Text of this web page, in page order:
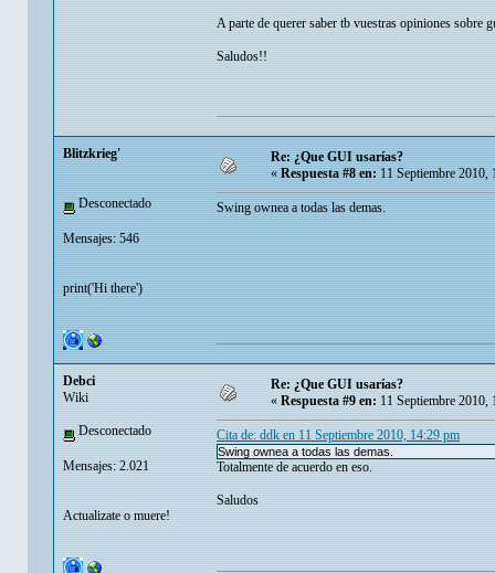
A parte de querer saber tb vuestras opiniones sobre
Saludos!!
Blitzkrieg'
Desconectado
Mensajes: 546
print('Hi there')
Re: ¿Que GUI usarías?
«Respuesta #8 en:11 Septiembre 2010,
Swing ownea a todas las demas.
Debci
Wiki
Desconectado
Mensajes: 2.021
Actualizate o muere!
Re: ¿Que GUI usarías?
« Respuesta #9 en: 11 Septiembre 2010,
Cita de: ddk en 11 Septiembre 2010, 14:29 pm
Swing ownea a todas las demas.
Totalmente de acuerdo en eso.
Saludos